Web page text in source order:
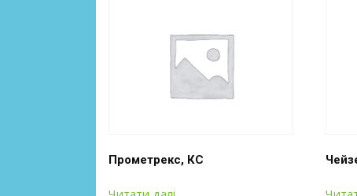
Прометрекс, КС